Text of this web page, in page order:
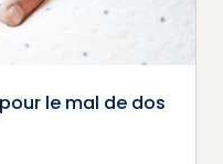
le mal de dos